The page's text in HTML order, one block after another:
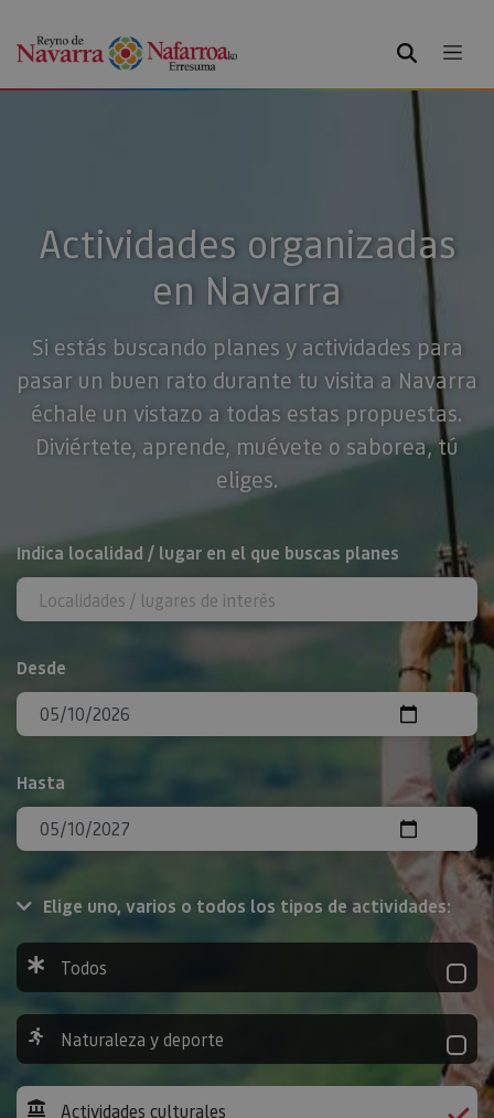
BUSCAR
Actividades organizadas
en Navarra
Si estás buscando planes y actividades para
pasar un buen rato durante tu visita a Navarra
échale un vistazo a todas estas propuestas.
Diviértete, aprende, muévete o saborea, tú
eliges.
BUSCAR
Indica localidad / lugar en el que buscas planes
Desde
Hasta
Elige uno, varios o todos los tipos de actividades:
Todos
Naturaleza y deporte
Actividades culturales